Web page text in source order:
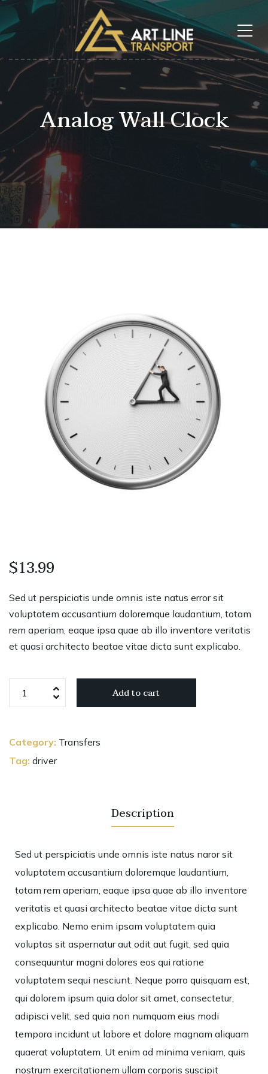
Analog Wall Clock
$13.99
Sed ut perspiciatis unde omnis iste natus error sit
voluptatem accusantium doloremque laudantium, totam
rem aperiam, eaque ipsa quae ab illo inventore veritatis
et quasi architecto beatae vitae dicta sunt explicabo.
Add to cart
Category: Transfers
Tag: driver
Description
Sed ut perspiciatis unde omnis iste natus naror sit
voluptatem accusantium doloremque laudantium,
totam rem aperiam, eaque ipsa quae ab illo inventore
veritatis et quasi architecto beatae vitae dicta sunt
explicabo. Nemo enim ipsam voluptatem quia
voluptas sit aspernatur aut odit aut fugit, sed quia
consequuntur magni dolores eos qui ratione
voluptatem sequi nesciunt. Neque porro quisquam est,
qui dolorem ipsum quia dolor sit amet, consectetur,
adipisci velit, sed quia non numquam eius modi
tempora incidunt ut labore et dolore magnam aliquam
quaerat voluptatem. Ut enim ad minima veniam, quis
nostrum exercitationem ullam corporis suscipit